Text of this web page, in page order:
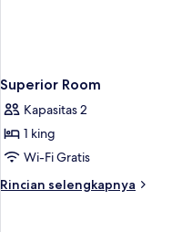
Superior Room
Kapasitas 2
1 king
Wi-Fi Gratis
Rincian selengkapnya
Rincian